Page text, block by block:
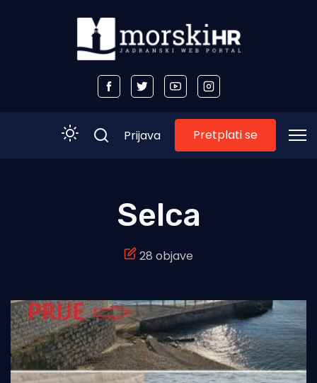
Otoci
Turizam i nautika
Pomorstvo
Prijava Pretplati se
Selca
28 objave